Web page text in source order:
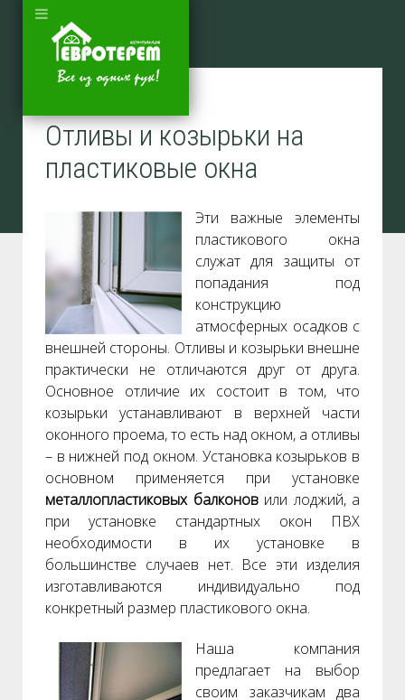
Отливы и козырьки на
пластиковые окна
Эти важные элементы
пластикового окна
служат для защиты от
попадания под
конструкцию
атмосферных осадков с
внешней стороны. Отливы и козырьки внешне
практически не отличаются друг от друга.
Основное отличие их состоит в том, что
козырьки устанавливают в верхней части
оконного проема, то есть над окном, а отливы
– в нижней под окном. Установка козырьков в
основном применяется при установке
металлопластиковых балконовили лоджий, а
при установке стандартных окон ПВХ
необходимости в их установке в
большинстве случаев нет. Все эти изделия
изготавливаются индивидуально под
конкретный размер пластикового окна.
Наша компания
предлагает на выбор
своим заказчикам два